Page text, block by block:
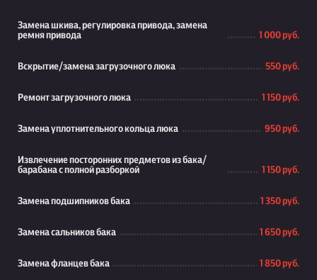
Замена шкива, регулировка привода, замена
ремня привода
1 000 руб.
Вскрытие/замена загрузочного люка 550 руб.
Ремонт загрузочного люка 1 150 руб.
Замена уплотнительного кольца люка 950 руб.
Извлечение посторонних предметов из бака/
барабана с полной разборкой
1 150 руб.
Замена подшипников бака 1 350 руб.
Замена сальников бака 1 650 руб.
Замена фланцев бака 1 850 руб.